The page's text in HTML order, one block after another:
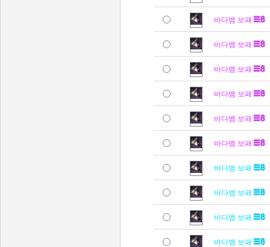
바다뱀 보패
바다뱀 보패
바다뱀 보패
바다뱀 보패
바다뱀 보패
바다뱀 보패
바다뱀 보패
바다뱀 보패
바다뱀 보패
바다뱀 보패